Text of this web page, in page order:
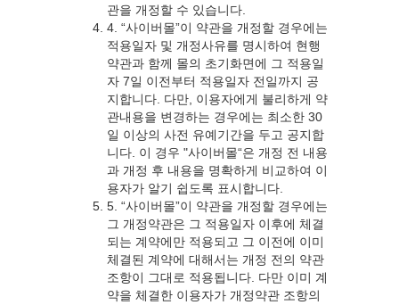
관을 개정할 수 있습니다.
4. “사이버몰”이 약관을 개정할 경우에는
적용일자 및 개정사유를 명시하여 현행
약관과 함께 몰의 초기화면에 그 적용일
자 7일 이전부터 적용일자 전일까지 공
지합니다. 다만, 이용자에게 불리하게 약
관내용을 변경하는 경우에는 최소한 30
일 이상의 사전 유예기간을 두고 공지합
니다. 이 경우 "사이버몰“은 개정 전 내용
과 개정 후 내용을 명확하게 비교하여 이
용자가 알기 쉽도록 표시합니다.
5. “사이버몰”이 약관을 개정할 경우에는
그 개정약관은 그 적용일자 이후에 체결
되는 계약에만 적용되고 그 이전에 이미
체결된 계약에 대해서는 개정 전의 약관
조항이 그대로 적용됩니다. 다만 이미 계
약을 체결한 이용자가 개정약관 조항의